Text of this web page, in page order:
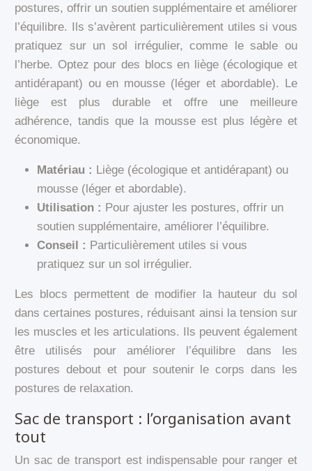
postures, offrir un soutien supplémentaire et améliorer
l’équilibre. Ils s’avèrent particulièrement utiles si vous
pratiquez sur un sol irrégulier, comme le sable ou
l’herbe. Optez pour des blocs en liège (écologique et
antidérapant) ou en mousse (léger et abordable). Le
liège est plus durable et offre une meilleure
adhérence, tandis que la mousse est plus légère et
économique.
Matériau : Liège (écologique et antidérapant) ou
mousse (léger et abordable).
Utilisation : Pour ajuster les postures, offrir un
soutien supplémentaire, améliorer l’équilibre.
Conseil : Particulièrement utiles si vous
pratiquez sur un sol irrégulier.
Les blocs permettent de modifier la hauteur du sol
dans certaines postures, réduisant ainsi la tension sur
les muscles et les articulations. Ils peuvent également
être utilisés pour améliorer l’équilibre dans les
postures debout et pour soutenir le corps dans les
postures de relaxation.
Sac de transport : l’organisation avant
tout
Un sac de transport est indispensable pour ranger et